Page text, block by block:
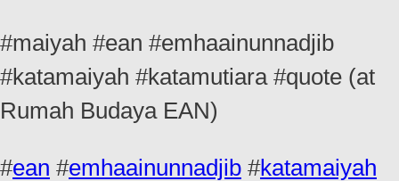
#maiyah #ean #emhaainunnadjib
#katamaiyah #katamutiara #quote (at
Rumah Budaya EAN)
#ean #emhaainunnadjib #katamaiyah